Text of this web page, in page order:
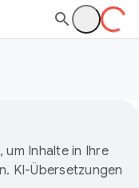
Inhalte in Ihre
KI-Übersetzungen